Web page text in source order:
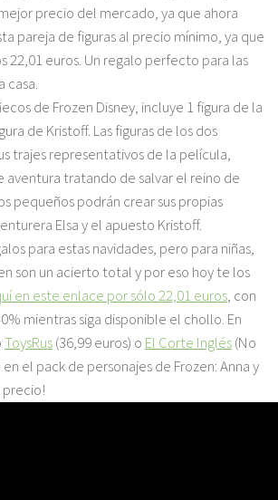
precio del mercado, ya que ahora
pareja de figuras al precio mínimo, ya que
22,01 euros. Un regalo perfecto para las
casa.
de Frozen Disney, incluye 1 figura de la
de Kristoff. Las figuras de los dos
trajes representativos de la película,
aventura tratando de salvar el reino de
pequeños podrán crear sus propias
Elsa y el apuesto Kristoff.
para estas navidades, pero para niñas,
son un acierto total y por eso hoy te los
en este enlace por sólo 22,01 euros, con
mientras siga disponible el chollo. En
ToysRus(36,99 euros) o El Corte Inglés(No
el pack de personajes de Frozen: Anna y
precio!